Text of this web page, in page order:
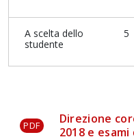
A scelta dello
studente
5
PDF
Direzione coro Regolamento
2018 e